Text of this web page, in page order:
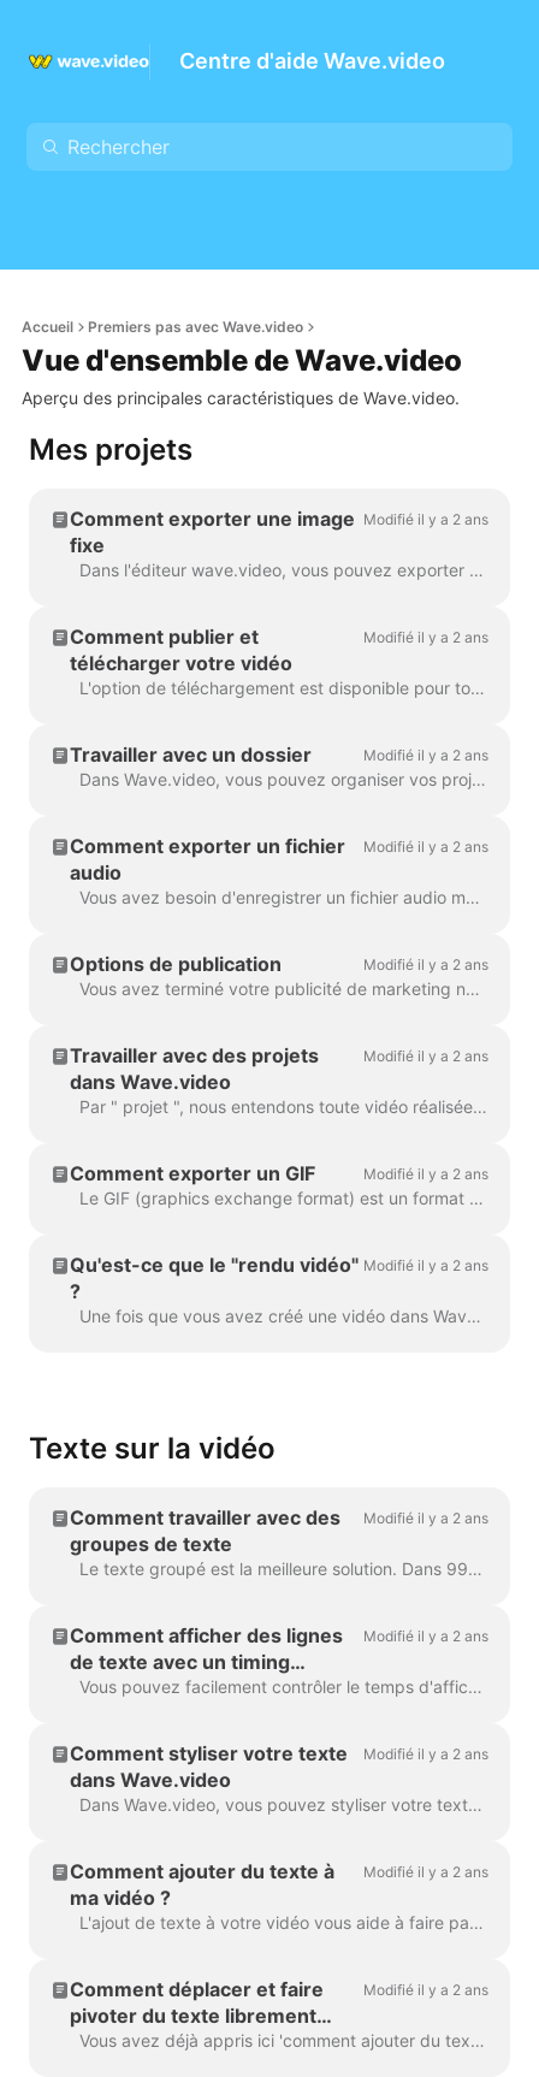
Centre d'aide Wave.video
Accueil Premiers pas avec Wave.video
Vue d'ensemble de Wave.video
Aperçu des principales caractéristiques de Wave.video.
Mes projets
Comment exporter une image
fixe
Modifié il y a 2 ans
Dans l'éditeur wave.video, vous pouvez exporter n'importe quelle image au format JPG, PNG ou GIF. Seuls les formats PNG et GIF supportent la transparence. Comment commencer ? Tout d'abord, trouvez l'image ...
Comment publier et
télécharger votre vidéo
Modifié il y a 2 ans
L'option de téléchargement est disponible pour tous les utilisateurs payants de wave.video. Pour télécharger votre vidéo, vous devez suivre 2 étapes simples : Option A : Étape ...
Travailler avec un dossier Modifié il y a 2 ans
Dans Wave.video, vous pouvez organiser vos projets en dossiers. De cette façon, il est plus pratique de rechercher dans vos projets. Pour créer un nouveau f...
Comment exporter un fichier
audio
Modifié il y a 2 ans
Vous avez besoin d'enregistrer un fichier audio mp3 séparé de votre vidéo pour votre podcast, ou vous voulez simplement l'utiliser comme voix off ? C'est facile avec wave.video ! Tout d'abord,...
Options de publication Modifié il y a 2 ans
Vous avez terminé votre publicité de marketing numérique et vous êtes prêt à la partager avec le monde entier. Et maintenant ? Il est temps de publier ! Dans l'édition de Wave.video...
Travailler avec des projets
dans Wave.video
Modifié il y a 2 ans
Par " projet ", nous entendons toute vidéo réalisée dans Wave.video. Voici comment créer un nouveau projet. Vous pouvez sélectionner et personnaliser un modèle de vidéo sur la pag...
Comment exporter un GIF Modifié il y a 2 ans
Le GIF (graphics exchange format) est un format populaire utilisé depuis la fin des années 1980 pour partager des images et de courtes animations. Les GIF ne peuvent stocker que 256 couleurs, ce qui...
Qu'est-ce que le "rendu vidéo"
?
Modifié il y a 2 ans
Une fois que vous avez créé une vidéo dans Wave.video, vous devez la rendre afin de pouvoir la partager sur les médias sociaux ou la télécharger directement sur votre compu...
Texte sur la vidéo
Comment travailler avec des
groupes de texte
Modifié il y a 2 ans
Le texte groupé est la meilleure solution. Dans 99% des cas, vous pouvez faire tout ce dont vous avez besoin avec. Cependant, il peut arriver que vous souhaitiez créer un ou deux...
Comment afficher des lignes
de texte avec un timing
différent
Modifié il y a 2 ans
Vous pouvez facilement contrôler le temps d'affichage du texte à l'écran grâce à la fonction de retardement du texte. Pour l'utiliser, assurez-vous que le texte comporte plusieurs lignes dans un si...
Comment styliser votre texte
dans Wave.video
Modifié il y a 2 ans
Dans Wave.video, vous pouvez styliser votre texte sur la vidéo comme vous le souhaitez. Voici les options d'édition dont vous disposez : Changer la police Changer la couleur du texte...
Comment ajouter du texte à
ma vidéo ?
Modifié il y a 2 ans
L'ajout de texte à votre vidéo vous aide à faire passer votre message, même lorsque les spectateurs regardent la vidéo avec le son désactivé. Dans Wave.video, vous pouvez ...
Comment déplacer et faire
pivoter du texte librement
dans la vidéo
Modifié il y a 2 ans
Vous avez déjà appris ici 'comment ajouter du texte à ma vidéo'. Ici, nous allons parler du déplacement de deux ou plusieurs blocs de texte autour de la vidéo dans Wave.video...